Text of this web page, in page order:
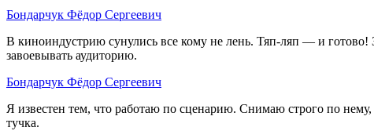
Бондарчук Фёдор Сергеевич
В киноиндустрию сунулись все кому не лень. Тяп-ляп — и готово!
завоевывать аудиторию.
Бондарчук Фёдор Сергеевич
Я известен тем, что работаю по сценарию. Снимаю строго по
тучка.